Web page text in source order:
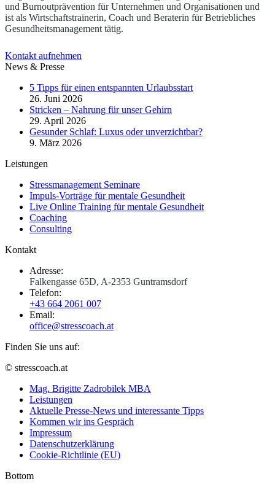
und Burnoutprävention für Unternehmen und Organisationen und
ist als Wirtschaftstrainerin, Coach und Beraterin für Betriebliches
Gesundheitsmanagement tätig.
Kontakt aufnehmen
News & Presse
5 Tipps für einen entspannten Urlaubsstart
26. Juni 2026
Stricken – Nahrung für unser Gehirn
29. April 2026
Gesunder Schlaf: Luxus oder unverzichtbar?
9. März 2026
Leistungen
Stressmanagement Seminare
Impuls-Vorträge für mentale Gesundheit
Live Online Training für mentale Gesundheit
Coaching
Consulting
Kontakt
Adresse:
Falkengasse 65D, A-2353 Guntramsdorf
Telefon:
+43 664 2061 007
Email:
office@stresscoach.at
Finden Sie uns auf:
YouTube
opens
new
window
Linkedin
opens
new
window
XING
opens
new
window
© stresscoach.at
Mag. Brigitte Zadrobilek MBA
Leistungen
Aktuelle Presse-News und interessante Tipps
Kommen wir ins Gespräch
Impressum
Datenschutzerklärung
Cookie-Richtlinie (EU)
Bottom